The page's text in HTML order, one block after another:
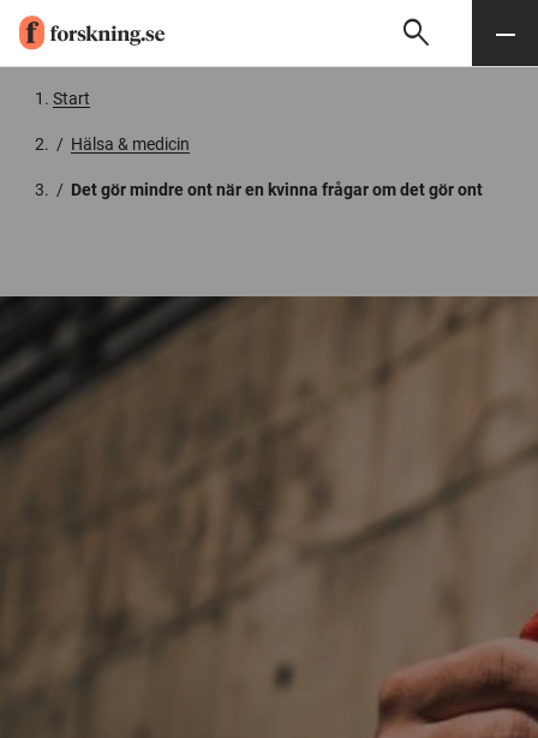
Söksearch Meny
Start
/ Hälsa & medicin
/ Det gör mindre ont när en kvinna frågar om det gör ont